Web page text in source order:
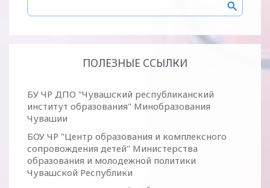
ПОЛЕЗНЫЕ ССЫЛКИ
БУ ЧР ДПО "Чувашский республиканский
институт образования" Минобразования
Чувашии
БОУ ЧР "Центр образования и комплексного
сопровождения детей" Министерства
образования и молодежной политики
Чувашской Республики